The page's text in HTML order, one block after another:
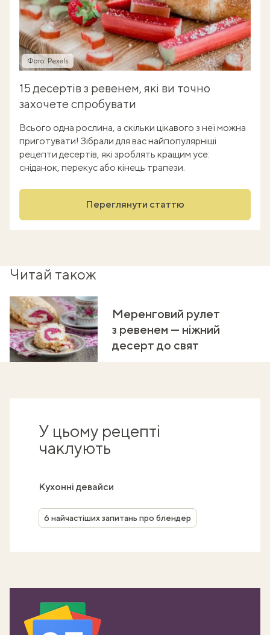
Фото: Pexels
15 десертів з ревенем, які ви точно
захочете спробувати
Всього одна рослина, а скільки цікавого з неї можна
приготувати! Зібрали для вас найпопулярніші
рецепти десертів, які зроблять кращим усе:
сніданок, перекус або кінець трапези.
Переглянути статтю
Читай також
Меренговий рулет
з ревенем — ніжний
десерт до свят
У цьому рецепті
чаклують
Кухонні девайси
6 найчастіших запитань про блендер